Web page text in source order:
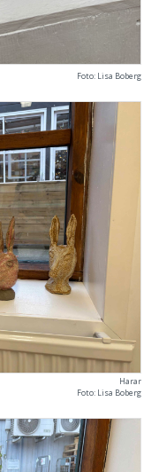
Foto: Lisa Boberg
Harar
Foto: Lisa Boberg